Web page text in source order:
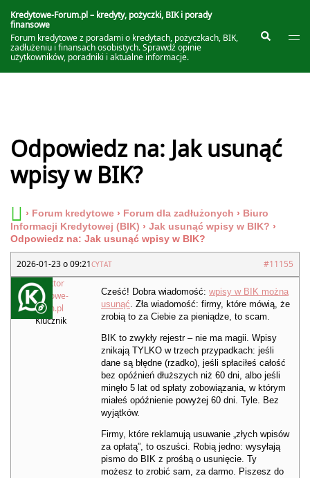
do
treści
Kredytowe-Forum.pl – kredyty, pożyczki, BIK i porady
finansowe
Forum kredytowe z poradami o kredytach, pożyczkach, BIK,
zadłużeniu i finansach osobistych. Sprawdź opinie
użytkowników, poradniki i aktualne informacje.
Szukaj
Odpowiedz na: Jak usunąć
wpisy w BIK?
› Forum kredytowe › Forum dla zadłużonych › Biuro
Informacji Kredytowej (BIK) › Jak usunąć wpisy w BIK? ›
Odpowiedz na: Jak usunąć wpisy w BIK?
2026-01-23 o 09:21 #11155
CYTAT
Redaktor
Kredytowe-
Forum.pl
Klucznik
Cześć! Dobra wiadomość: wpisy w BIK można
usunąć. Zła wiadomość: firmy, które mówią, że
zrobią to za Ciebie za pieniądze, to scam.
BIK to zwykły rejestr – nie ma magii. Wpisy
znikają TYLKO w trzech przypadkach: jeśli
dane są błędne (rzadko), jeśli spłaciłeś całość
bez opóźnień dłuższych niż 60 dni, albo jeśli
minęło 5 lat od spłaty zobowiązania, w którym
miałeś opóźnienie powyżej 60 dni. Tyle. Bez
wyjątków.
Firmy, które reklamują usuwanie „złych wpisów
za opłatą”, to oszuści. Robią jedno: wysyłają
pismo do BIK z prośbą o usunięcie. Ty
możesz to zrobić sam, za darmo. Piszesz do